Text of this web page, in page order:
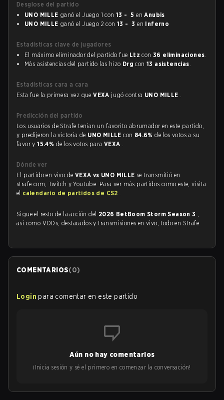
Desglose del partido
UNO MILLE ganó el Juego 1 con13 - 5 enAnubis
UNO MILLE ganó el Juego 2 con13 - 3 en Inferno
Estadísticas clave de jugadores
El máximo eliminador del partido fue Ltz con36 eliminaciones.
Más asistencias del partido las hizo Drg con13 asistencias.
Estadísticas cara a cara
Esta fue la primera vez queVEXA jugó contra UNO MILLE .
Predicción del partido
Los usuarios de Strafe tenían un favorito abrumador en este partido,
y predijeron la victoria de UNO MILLEcon 84.6%de los votos a su
favor y15.4% de los votos para VEXA .
Dónde ver
El partido en vivo de VEXA vs UNO MILLE se transmitió en
strafe.com, Twitch y Youtube. Para ver más partidos como este, visita
el calendario de partidos de CS2 .
Sigue el resto de la acción del 2026 BetBoom Storm Season 3 ,
así como VODs, destacados y transmisiones en vivo, todo en Strafe.
COMENTARIOS(0)
Login para comentar en este partido
Aún no hay comentarios
¡Inicia sesión y sé el primero en comenzar la conversación!